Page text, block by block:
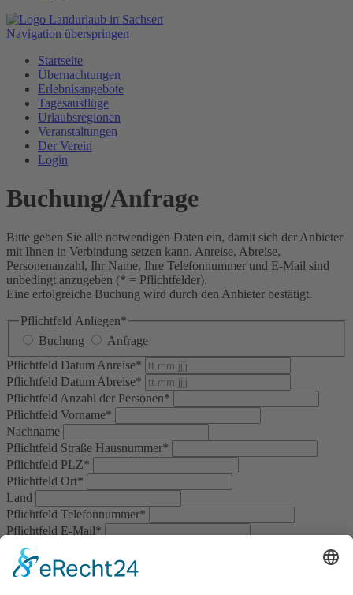
Navigation überspringen
Startseite
Übernachtungen
Erlebnisangebote
Tagesausflüge
Urlaubsregionen
Veranstaltungen
Der Verein
Login
Buchung/Anfrage
Bitte geben Sie alle notwendigen Daten ein, damit sich der Anbieter
mit Ihnen in Verbindung setzen kann. Anreise, Abreise,
Personenanzahl, Ihr Name, Ihre Telefonnummer und E-Mail sind
unbedingt anzugeben (* = Pflichtfelder).
Eine erfolgreiche Buchung wird durch den Anbieter bestätigt.
Pflichtfeld Anliegen*
Buchung
Anfrage
Pflichtfeld Datum Anreise*
Pflichtfeld Datum Abreise*
PflichtfeldAnzahl der Personen*
Pflichtfeld Vorname*
Nachname
Pflichtfeld Straße Hausnummer*
Pflichtfeld PLZ*
Pflichtfeld Ort*
Land
Pflichtfeld Telefonnummer*
Pflichtfeld E-Mail*